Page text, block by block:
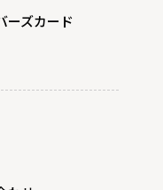
ーズカード